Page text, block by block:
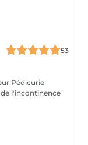
53
Pédicurie
l'incontinence